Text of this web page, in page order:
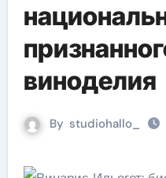
виноделия
By studiohallo_